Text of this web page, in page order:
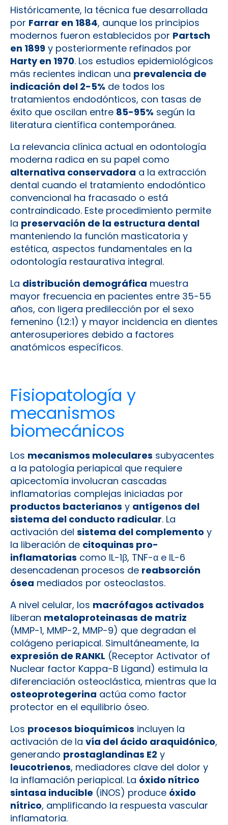
Históricamente, la técnica fue desarrollada
por Farrar en 1884, aunque los principios
modernos fueron establecidos por Partsch
en 1899 y posteriormente refinados por
Harty en 1970. Los estudios epidemiológicos
más recientes indican una prevalencia de
indicación del 2-5% de todos los
tratamientos endodónticos, con tasas de
éxito que oscilan entre 85-95% según la
literatura científica contemporánea.
La relevancia clínica actual en odontología
moderna radica en su papel como
alternativa conservadora a la extracción
dental cuando el tratamiento endodóntico
convencional ha fracasado o está
contraindicado. Este procedimiento permite
la preservación de la estructura dental
manteniendo la función masticatoria y
estética, aspectos fundamentales en la
odontología restaurativa integral.
La distribución demográfica muestra
mayor frecuencia en pacientes entre 35-55
años, con ligera predilección por el sexo
femenino (1.2:1) y mayor incidencia en dientes
anterosuperiores debido a factores
anatómicos específicos.
Fisiopatología y
mecanismos
biomecánicos
Los mecanismos moleculares subyacentes
a la patología periapical que requiere
apicectomía involucran cascadas
inflamatorias complejas iniciadas por
productos bacterianos y antígenos del
sistema del conducto radicular. La
activación del sistema del complemento y
la liberación de citoquinas pro-
inflamatorias como IL-1β, TNF-α e IL-6
desencadenan procesos de reabsorción
ósea mediados por osteoclastos.
A nivel celular, los macrófagos activados
liberan metaloproteinasas de matriz
(MMP-1, MMP-2, MMP-9) que degradan el
colágeno periapical. Simultáneamente, la
expresión de RANKL (Receptor Activator of
Nuclear factor Kappa-B Ligand) estimula la
diferenciación osteoclástica, mientras que la
osteoprotegerina actúa como factor
protector en el equilibrio óseo.
Los procesos bioquímicos incluyen la
activación de la vía del ácido araquidónico,
generando prostaglandinas E2 y
leucotrienos, mediadores clave del dolor y
la inflamación periapical. La óxido nítrico
sintasa inducible (iNOS) produce óxido
nítrico, amplificando la respuesta vascular
inflamatoria.